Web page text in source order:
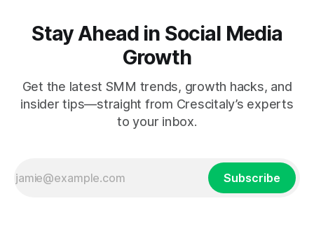
Stay Ahead in Social Media
Growth
Get the latest SMM trends, growth hacks, and
insider tips—straight from Crescitaly’s experts
to your inbox.
Subscribe